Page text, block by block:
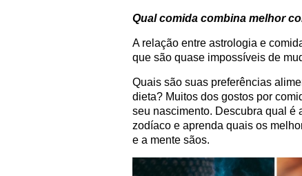
Qual comida combina melhor
A relação entre astrologia e
que são quase impossíveis de
Quais são suas preferências
dieta? Muitos dos gostos por
seu nascimento. Descubra qual é
zodíaco e aprenda quais os
e a mente sãos.